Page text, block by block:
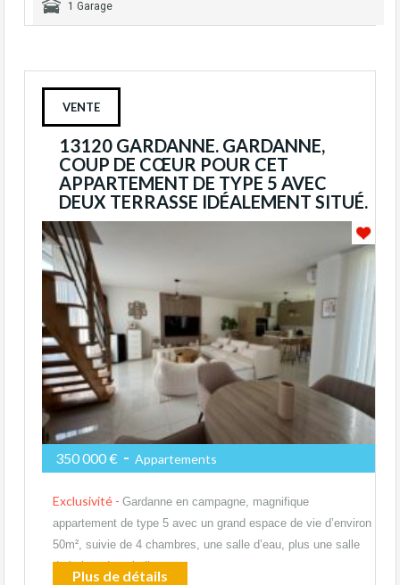
1 Garage
VENTE
13120 GARDANNE. GARDANNE,
COUP DE CŒUR POUR CET
APPARTEMENT DE TYPE 5 AVEC
DEUX TERRASSE IDÉALEMENT SITUÉ.
350 000 € - Appartements
Exclusivité - Gardanne en campagne, magnifique
appartement de type 5 avec un grand espace de vie d’environ
50m², suivie de 4 chambres, une salle d’eau, plus une salle
de bains, deux belles…
Plus de détails